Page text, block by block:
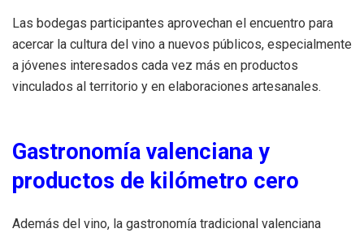
Las bodegas participantes aprovechan el encuentro para
acercar la cultura del vino a nuevos públicos, especialmente
a jóvenes interesados cada vez más en productos
vinculados al territorio y en elaboraciones artesanales.
Gastronomía valenciana y
productos de kilómetro cero
Además del vino, la gastronomía tradicional valenciana